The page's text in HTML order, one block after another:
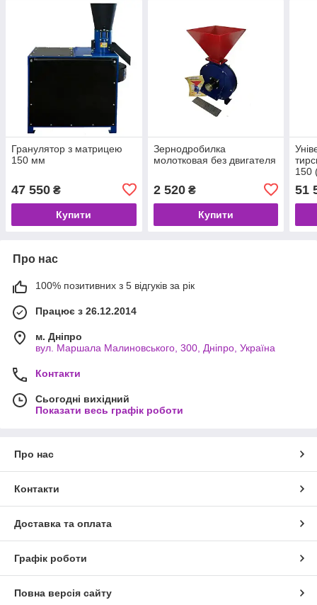
Гранулятор з матрицею
150 мм
47 550 ₴
Купити
Зернодробилка
молотковая без двигателя
2 520₴
Купити
150
51
Про нас
100% позитивних з 5 відгуків за рік
Працює з 26.12.2014
м. Дніпро
вул. Маршала Малиновського, 300, Дніпро, Україна
Контакти
Сьогодні вихідний
Показати весь графік роботи
Про нас
Контакти
Доставка та оплата
Графік роботи
Повна версія сайту